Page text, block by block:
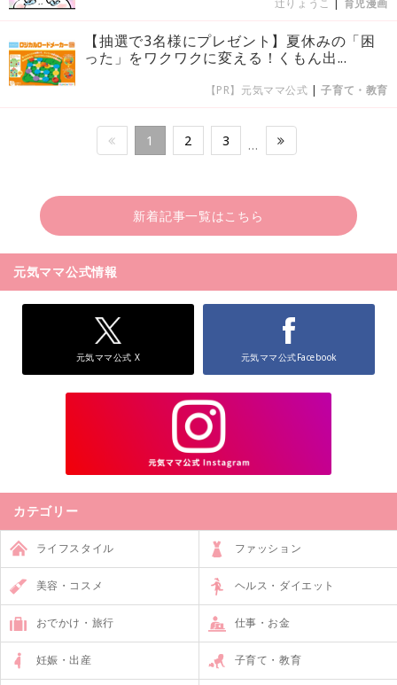
【抽選で3名様にプレゼント】夏休みの「困
った」をワクワクに変える！くもん出...
【PR】元気ママ公式 |子育て・教育
1 2 3 …
新着記事一覧はこちら
元気ママ公式情報
元気ママ公式 X 元気ママ公式Facebook
カテゴリー
ライフスタイル ファッション
美容・コスメ ヘルス・ダイエット
おでかけ・旅行 仕事・お金
妊娠・出産 子育て・教育